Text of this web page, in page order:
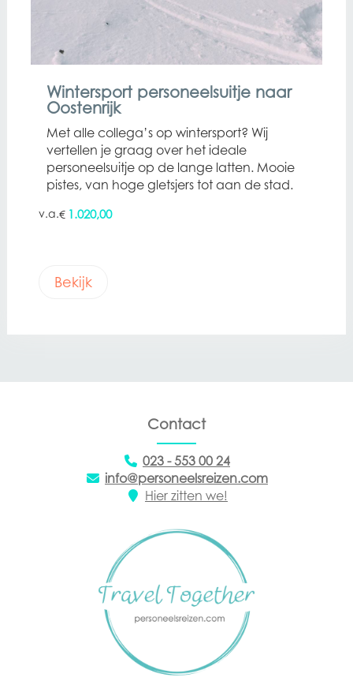
Wintersport personeelsuitje naar
Oostenrijk
Met alle collega’s op wintersport? Wij
vertellen je graag over het ideale
personeelsuitje op de lange latten. Mooie
pistes, van hoge gletsjers tot aan de stad.
€ 1.020,00
Bekijk
Contact
023 - 553 00 24
info@personeelsreizen.com
Hier zitten we!